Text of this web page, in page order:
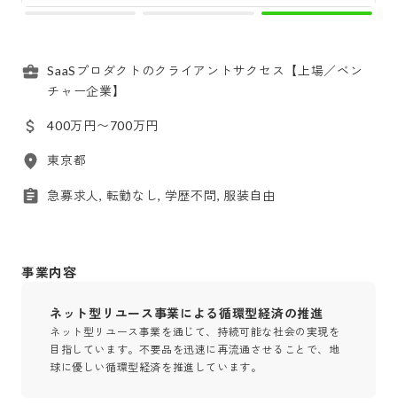
SaaSプロダクトのクライアントサクセス【上場／ベン
チャー企業】
400万円〜700万円
東京都
急募求人, 転勤なし, 学歴不問, 服装自由
事業内容
ネット型リユース事業による循環型経済の推進
ネット型リユース事業を通じて、持続可能な社会の実現を
目指しています。不要品を迅速に再流通させることで、地
球に優しい循環型経済を推進しています。